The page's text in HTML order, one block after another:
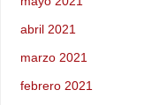
abril 2021
marzo 2021
febrero 2021